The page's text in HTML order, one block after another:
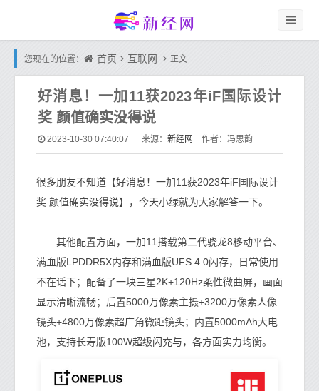
您现在的位置： 首页 互联网 正文
好消息！一加11获2023年iF国际设计
奖 颜值确实没得说
2023-10-30 07:40:07 来源： 新经网 作者：冯思韵
很多朋友不知道【好消息！一加11获2023年iF国际设计
奖 颜值确实没得说】，今天小绿就为大家解答一下。
其他配置方面，一加11搭载第二代骁龙8移动平台、
满血版LPDDR5X内存和满血版UFS 4.0闪存，日常使用
不在话下；配备了一块三星2K+120Hz柔性微曲屏，画面
显示清晰流畅；后置5000万像素主摄+3200万像素人像
镜头+4800万像素超广角微距镜头；内置5000mAh大电
池，支持长寿版100W超级闪充与，各方面实力均衡。